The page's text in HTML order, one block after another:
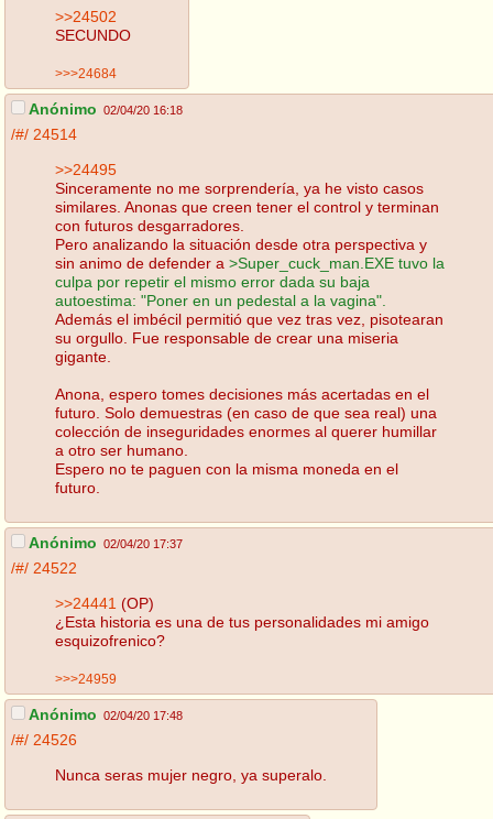
>>24502
SECUNDO
>>>24684
Anónimo 02/04/20 16:18
/#/ 24514
>>24495
Sinceramente no me sorprendería, ya he visto casos
similares. Anonas que creen tener el control y terminan
con futuros desgarradores.
Pero analizando la situación desde otra perspectiva y
sin animo de defender a >Super_cuck_man.EXE tuvo la
culpa por repetir el mismo error dada su baja
autoestima: "Poner en un pedestal a la vagina".
Además el imbécil permitió que vez tras vez, pisotearan
su orgullo. Fue responsable de crear una miseria
gigante.
Anona, espero tomes decisiones más acertadas en el
futuro. Solo demuestras (en caso de que sea real) una
colección de inseguridades enormes al querer humillar
a otro ser humano.
Espero no te paguen con la misma moneda en el
futuro.
Anónimo 02/04/20 17:37
/#/ 24522
>>24441 (OP)
¿Esta historia es una de tus personalidades mi amigo
esquizofrenico?
>>>24959
Anónimo 02/04/20 17:48
/#/ 24526
Nunca seras mujer negro, ya superalo.